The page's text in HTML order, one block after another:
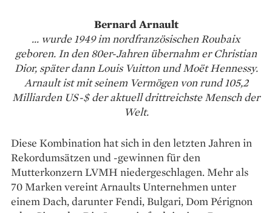
Bernard Arnault
... wurde 1949 im nordfranzösischen Roubaix
geboren. In den 80er-Jahren übernahm er Christian
Dior, später dann Louis Vuitton und Moët Hennessy.
Arnault ist mit seinem Vermögen von rund 105,2
Milliarden US-$ der aktuell drittreichsteMensch der
Welt.
Diese Kombination hat sich in den letzten Jahren in
Rekordumsätzen und -gewinnen für den
Mutterkonzern LVMH niedergeschlagen. Mehr als
70 Marken vereint Arnaults Unternehmen unter
einem Dach, darunter Fendi, Bulgari, Dom Pérignon